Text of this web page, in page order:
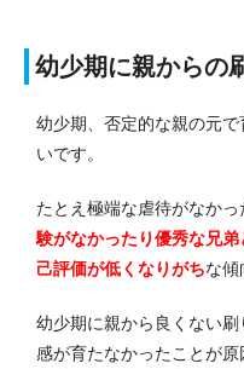
幼少期に親からの
幼少期、否定的な親の元
いです。
たとえ極端な虐待がなかっ
験がなかったり優秀な兄
己評価が低くなりがちな傾
幼少期に親から良くない
感が育たなかったことが